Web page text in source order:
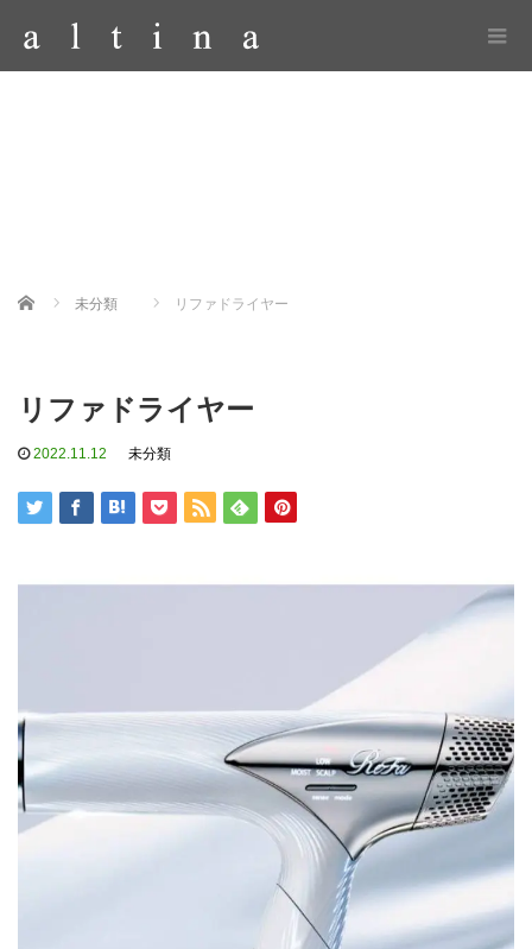
Home 未分類 リファドライヤー
リファドライヤー
2022.11.12 未分類